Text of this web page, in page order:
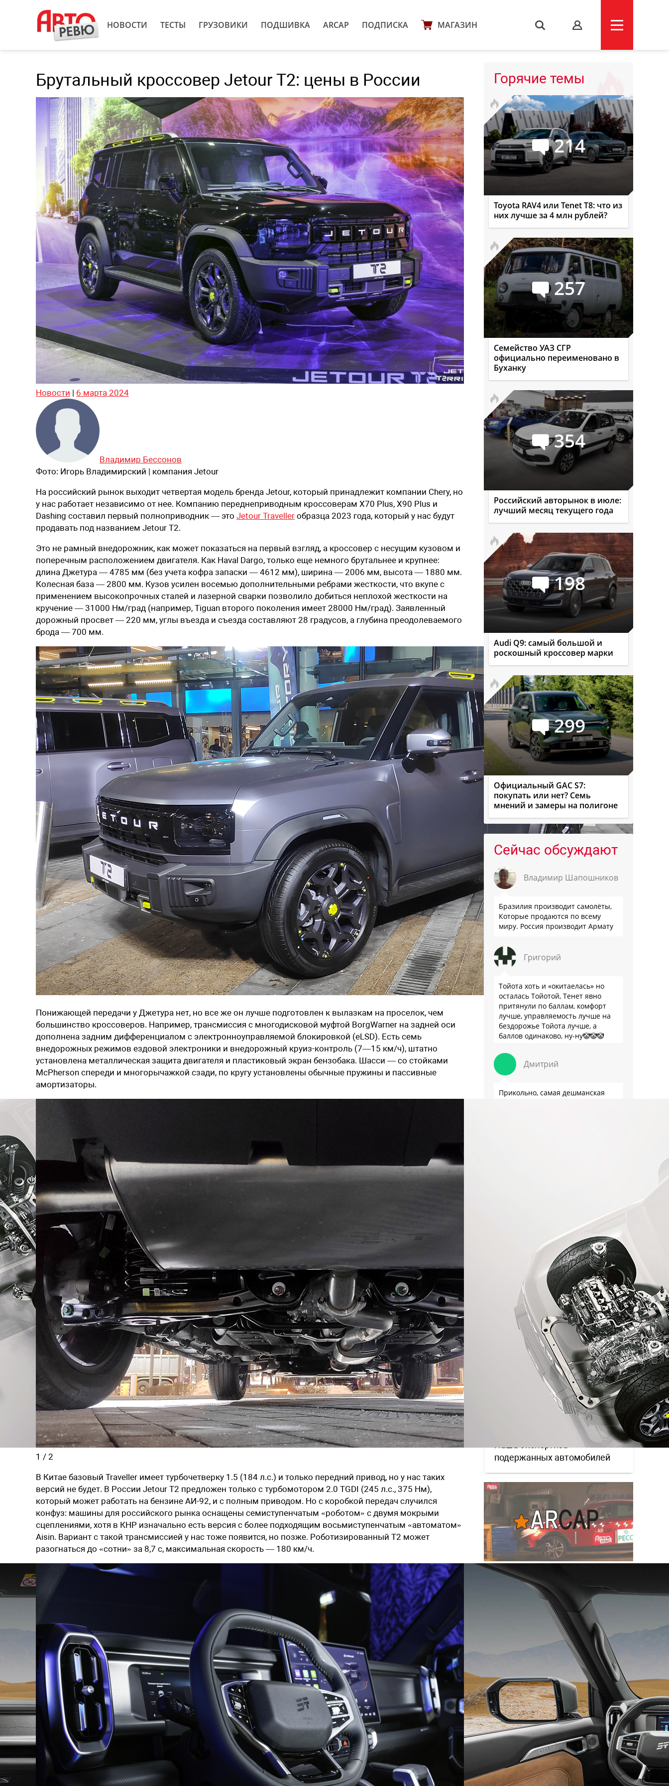
НОВОСТИ ТЕСТЫ ГРУЗОВИКИ ПОДШИВКА ARCAP ПОДПИСКА МАГАЗИН s
Брутальный кроссовер Jetour T2: цены в России
Новости | 6 марта 2024
Владимир Бессонов
Фото: Игорь Владимирский | компания Jetour
На российский рынок выходит четвертая модель бренда Jetour, который принадлежит компании Chery, но
у нас работает независимо от нее. Компанию переднеприводным кроссоверам X70 Plus, X90 Plus и
Dashing составил первый полноприводник — это Jetour Traveller образца 2023 года, который у нас будут
продавать под названием Jetour T2.
Это не рамный внедорожник, как может показаться на первый взгляд, а кроссовер с несущим кузовом и
поперечным расположением двигателя. Как Haval Dargo, только еще немного брутальнее и крупнее:
длина Джетура — 4785 мм (без учета кофра запаски — 4612 мм), ширина — 2006 мм, высота — 1880 мм.
Колесная база — 2800 мм. Кузов усилен восемью дополнительными ребрами жесткости, что вкупе с
применением высокопрочных сталей и лазерной сварки позволило добиться неплохой жесткости на
кручение — 31000 Нм/град (например, Tiguan второго поколения имеет 28000 Нм/град). Заявленный
дорожный просвет — 220 мм, углы въезда и съезда составляют 28 градусов, а глубина преодолеваемого
брода — 700 мм.
Понижающей передачи у Джетура нет, но все же он лучше подготовлен к вылазкам на проселок, чем
большинство кроссоверов. Например, трансмиссия с многодисковой муфтой BorgWarner на задней оси
дополнена задним дифференциалом с электронноуправляемой блокировкой (eLSD). Есть семь
внедорожных режимов ездовой электроники и внедорожный круиз-контроль (7—15 км/ч), штатно
установлена металлическая защита двигателя и пластиковый экран бензобака. Шасси — со стойками
McPherson спереди и многорычажкой сзади, по кругу установлены обычные пружины и пассивные
амортизаторы.
1 / 2
В Китае базовый Traveller имеет турбочетверку 1.5 (184 л.с.) и только передний привод, но у нас таких
версий не будет. В России Jetour T2 предложен только с турбомотором 2.0 TGDI (245 л.с., 375 Нм),
который может работать на бензине АИ-92, и с полным приводом. Но с коробкой передач случился
конфуз: машины для российского рынка оснащены семиступенчатым «роботом» с двумя мокрыми
сцеплениями, хотя в КНР изначально есть версия с более подходящим восьмиступенчатым «автоматом»
Aisin. Вариант с такой трансмиссией у нас тоже появится, но позже. Роботизированный T2 может
разогнаться до «сотни» за 8,7 с, максимальная скорость — 180 км/ч.
Горячие темы
214
Toyota RAV4 или Tenet T8: что из
них лучше за 4 млн рублей?
257
Семейство УАЗ СГР
официально переименовано в
Буханку
354
Российский авторынок в июле:
лучший месяц текущего года
198
Audi Q9: самый большой и
роскошный кроссовер марки
299
Официальный GAC S7:
покупать или нет? Семь
мнений и замеры на полигоне
Сейчас обсуждают
Владимир Шапошников
Бразилия производит самолёты,
Которые продаются по всему
миру. Россия производит Армату
Григорий
Тойота хоть и «окитаелась» но
осталась Тойотой, Тенет явно
притянули по баллам, комфорт
лучше, управляемость лучше на
бездорожье Тойота лучше, а
баллов одинаково, ну-ну🤡🤡🤡
Дмитрий
Прикольно, самая дешманская
которые принимаются, не
эффективны, значит нужно
сделать как то по другому, не?
Или только две крайности? Хватит
SaleDirector
Нет, подожди. Ты же и десятки
таких же строчили что рав
разорвет китайца. А тут, чтобы
суицидов не было, очень усердно
натянули ничью. Динамика
фуфел, тормоза хвже, материалы
салона хуже. Не, …
Наша экспертиза
подержанных автомобилей
Лучшие материалы Авторевю — в
вашем почтовом ящике
Предоставляя e-mail, вы подтверждаете
свое согласие с условиями
политики
конфиденциальности